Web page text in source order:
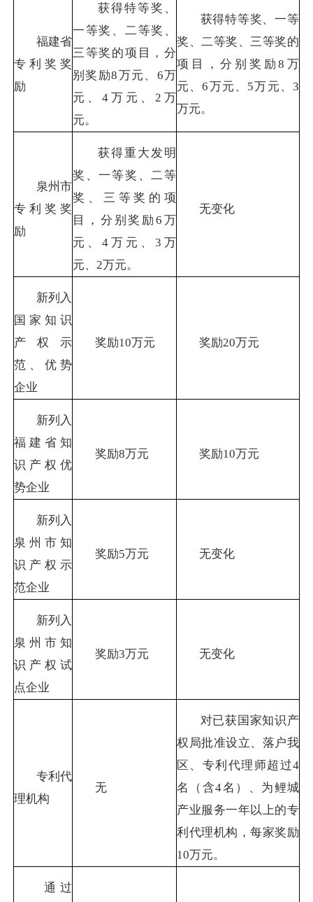
福建省
专利奖奖
励
获得特等奖、
一等奖、二等奖、
三等奖的项目，分
别奖励8万元、 6万
元、 4 万元、 2 万
元。
获得特等奖、一等
奖、二等奖、三等奖的
项目，分别奖励8 万
元、6万元、 5万元、3
万元。
泉州市
专利奖奖
励
获得重大发明
奖、一等奖、二等
奖、三等奖的项
目，分别奖励6 万
元、 4 万元、 3 万
元、 2万元。
无变化
新列入
国家知识
产权示
范、优势
企业
奖励10万元 奖励20万元
新列入
福建省知
识产权优
势企业
奖励8万元 奖励10万元
新列入
泉州市知
识产权示
范企业
奖励5万元 无变化
新列入
泉州市知
识产权试
点企业
奖励3万元 无变化
专利代
理机构
无
对已获国家知识产
权局批准设立、落户我
区、专利代理师超过4
名（含4名）、为鲤城
产业服务一年以上的专
利代理机构，每家奖励
10万元。
通过